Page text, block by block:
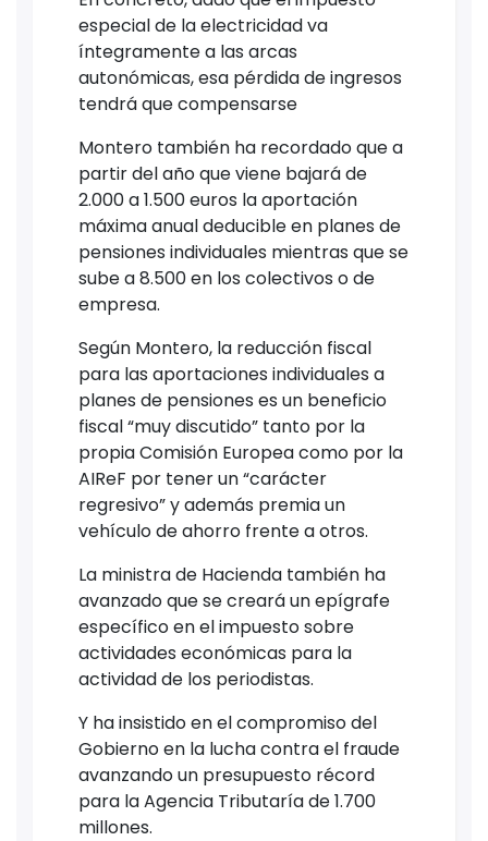
especial de la electricidad va
íntegramente a las arcas
autonómicas, esa pérdida de ingresos
tendrá que compensarse
Montero también ha recordado que a
partir del año que viene bajará de
2.000 a 1.500 euros la aportación
máxima anual deducible en planes de
pensiones individuales mientras que se
sube a 8.500 en los colectivos o de
empresa.
Según Montero, la reducción fiscal
para las aportaciones individuales a
planes de pensiones es un beneficio
fiscal “muy discutido” tanto por la
propia Comisión Europea como por la
AIReF por tener un “carácter
regresivo” y además premia un
vehículo de ahorro frente a otros.
La ministra de Hacienda también ha
avanzado que se creará un epígrafe
específico en el impuesto sobre
actividades económicas para la
actividad de los periodistas.
Y ha insistido en el compromiso del
Gobierno en la lucha contra el fraude
avanzando un presupuesto récord
para la Agencia Tributaría de 1.700
millones.